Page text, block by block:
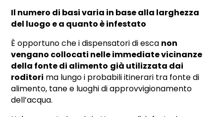
Il numero di basi varia in base alla larghezza
del luogo e a quanto è infestato
È opportuno che i dispensatori di esca non
vengano collocati nelle immediate vicinanze
della fonte di alimento già utilizzata dai
roditori ma lungo i probabili itinerari tra fonte di
alimento, tane e luoghi di approvvigionamento
dell’acqua.